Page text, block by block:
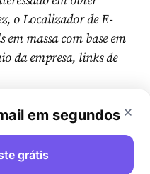
o Localizador de E-
massa com base em
da empresa, links de
certo para o
Campanhas de
um breve e-mail
em segundos
grátis